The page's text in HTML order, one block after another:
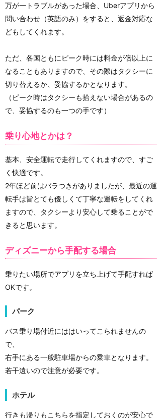
万が一トラブルがあった場合、Uberアプリから
問い合わせ（英語のみ）をすると、返金対応な
どもしてくれます。
ただ、各国ともにピーク時には料金が倍以上に
なることもありますので、その際はタクシーに
切り替えるか、妥協するかとなります。
（ピーク時はタクシーも拾えない場合があるの
で、妥協するのも一つの手です）
乗り心地とかは？
基本、安全運転で走行してくれますので、すご
く快適です。
2年ほど前はバラつきがありましたが、最近の運
転手は皆とても優しくて丁寧な運転をしてくれ
ますので、タクシーより安心して乗ることがで
きると思います。
ディズニーから手配する場合
乗りたい場所でアプリを立ち上げて手配すれば
OKです。
パーク
バス乗り場付近にははいってこられませんの
で、
右手にある一般駐車場からの乗車となります。
若干遠いので注意が必要です。
ホテル
行きも帰りもこちらを指定しておくのが安心で